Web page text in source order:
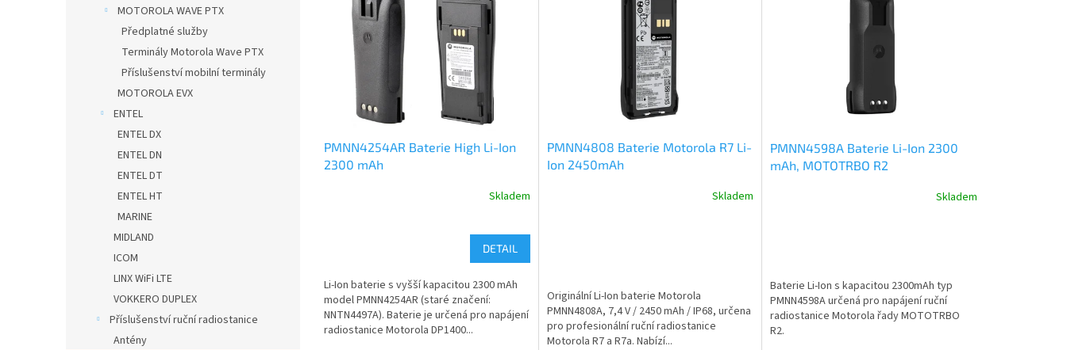
MOTOROLA WAVE PTX
Předplatné služby
Terminály Motorola Wave PTX
Příslušenství mobilní terminály
MOTOROLA EVX
ENTEL
ENTEL DX
ENTEL DN
ENTEL DT
ENTEL HT
MARINE
MIDLAND
ICOM
LINX WiFi LTE
VOKKERO DUPLEX
Příslušenství ruční radiostanice
Antény
PMNN4254AR Baterie High Li-Ion
2300 mAh
5
hvězdiček.
Skladem
DETAIL
Li-Ion baterie s vyšší kapacitou 2300 mAh
model PMNN4254AR (staré značení:
NNTN4497A). Baterie je určená pro napájení
radiostanice Motorola DP1400...
PMNN4808 Baterie Motorola R7 Li-
Ion 2450mAh
Skladem
Originální Li-Ion baterie Motorola
PMNN4808A, 7,4 V / 2450 mAh / IP68, určena
pro profesionální ruční radiostanice
Motorola R7 a R7a. Nabízí...
PMNN4598A Baterie Li-Ion 2300
mAh, MOTOTRBO R2
Skladem
Baterie Li-Ion s kapacitou 2300mAh typ
PMNN4598A určená pro napájení ruční
radiostanice Motorola řady MOTOTRBO
R2.